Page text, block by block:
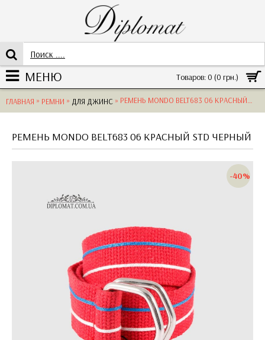
Товаров: 0 (0 грн.)
МЕНЮ
ГЛАВНАЯ » РЕМНИ » ДЛЯ ДЖИНС » РЕМЕНЬ MONDO BELT683 06 КРАСНЫЙSTD
РЕМЕНЬ MONDO BELT683 06 КРАСНЫЙ STD ЧЕРНЫЙ
-40%